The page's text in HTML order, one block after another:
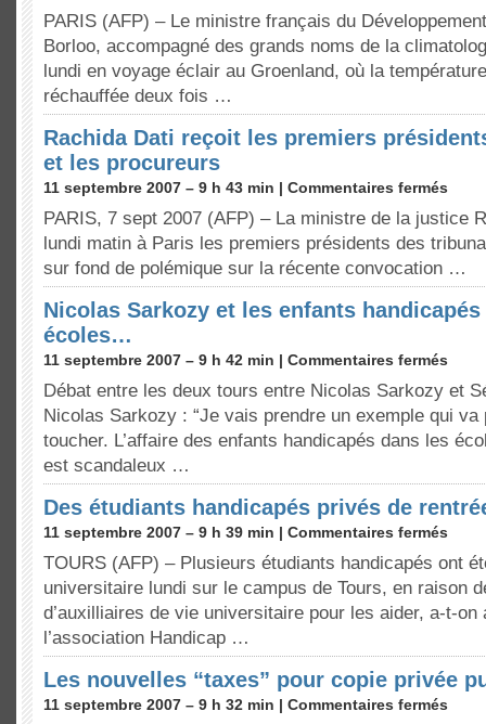
PARIS (AFP) – Le ministre français du
Borloo, accompagné des grands noms de la
lundi en voyage éclair au Groenland, où la
réchauffée deux fois …
Rachida Dati reçoit les premiers
et les procureurs
11 septembre 2007 – 9 h 43 min | Commentaires fermés
PARIS, 7 sept 2007 (AFP) – La ministre de la justice
lundi matin à Paris les premiers présidents des
sur fond de polémique sur la récente convocation …
Nicolas Sarkozy et les enfants
écoles…
11 septembre 2007 – 9 h 42 min | Commentaires fermés
Débat entre les deux tours entre Nicolas Sarkozy et
Nicolas Sarkozy : “Je vais prendre un exemple qui va
toucher. L’affaire des enfants handicapés dans les
est scandaleux …
Des étudiants handicapés privés de
11 septembre 2007 – 9 h 39 min | Commentaires fermés
TOURS (AFP) – Plusieurs étudiants handicapés ont
universitaire lundi sur le campus de Tours, en raison
d’auxilliaires de vie universitaire pour les aider, a-t-on
l’association Handicap …
Les nouvelles “taxes” pour copie privée
11 septembre 2007 – 9 h 32 min | Commentaires fermés